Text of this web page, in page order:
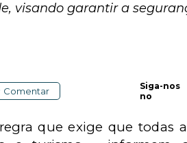
visando garantir a
Comentar
Siga-nos
no
que exige que todas